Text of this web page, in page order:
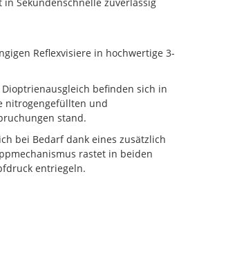
Reflexvisiere in hochwertige 3-
befinden sich in
nitrogengefüllten und
stand.
bei Bedarf dank eines zusätzlich
rastet in beiden
entriegeln.